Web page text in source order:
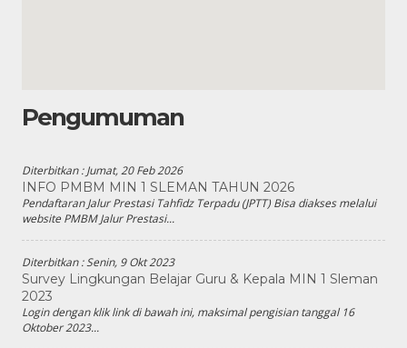
Pengumuman
Diterbitkan :Jumat, 20 Feb 2026
INFO PMBM MIN 1 SLEMAN TAHUN 2026
Pendaftaran Jalur Prestasi Tahfidz Terpadu (JPTT) Bisa diakses melalui
website PMBM Jalur Prestasi...
Diterbitkan :Senin, 9 Okt 2023
Survey Lingkungan Belajar Guru & Kepala MIN 1 Sleman
2023
Login dengan klik link di bawah ini, maksimal pengisian tanggal 16
Oktober 2023...